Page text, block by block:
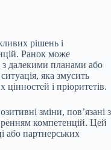
рішень і
Ранок може
далекими планами або
яка змусить
цінностей і пріоритетів.
зміни, пов’язані з
компетенцій. Цей
або партнерських